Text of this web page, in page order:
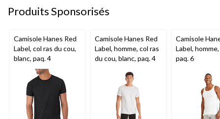
Produits Sponsorisés
Camisole Hanes Red
Label, col ras du cou,
blanc, paq. 4
Camisole Hanes Red
Label, homme, col ras
du cou, blanc, paq. 4
Camisole
Label,
paq. 6